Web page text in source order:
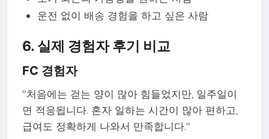
운전 없이 배송 경험을 하고 싶은 사람
6. 실제 경험자 후기 비교
FC 경험자
"처음에는 걷는 양이 많아 힘들었지만, 일주일이
면 적응됩니다. 혼자 일하는 시간이 많아 편하고,
급여도 정확하게 나와서 만족합니다."